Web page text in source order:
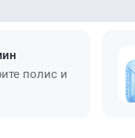
полис и